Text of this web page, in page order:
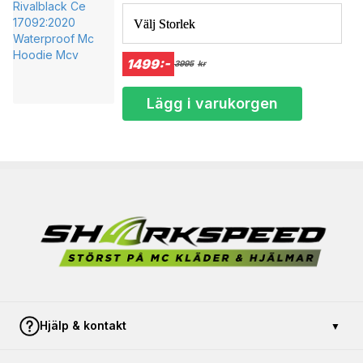
sig till kroppens former utan att man känner obehag.
Viskoelastiskt konstruktion
Formar sig efter kroppen
Välj Storlek
1499:- 3995 kr
Lägg i varukorgen
Hjälp & kontakt ▼